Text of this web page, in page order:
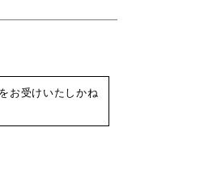
お受けいたしかね